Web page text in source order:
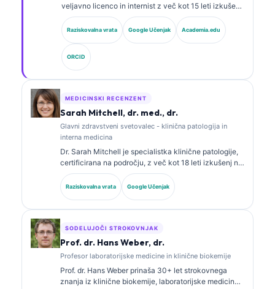
veljavno licenco in internist z več kot 15 leti izkušenj
na področju laboratorijske medicine in klinične
analize s pomočjo umetne inteligence. Kot glavni
medicinski direktor pri Kantesti AI zagotavlja klinični
nadzor nad medicinsko točnostjo lastniškega
nevronskega omrežja. Dr. Klein je objavil prispevke o
interpretaciji biomarkerjev in laboratorijski
diagnostiki.
Raziskovalna vrata Google Učenjak Academia.edu
ORCID
MEDICINSKI RECENZENT
Sarah Mitchell, dr. med., dr.
Glavni zdravstveni svetovalec - klinična patologija in
interna medicina
Dr. Sarah Mitchell je specialistka klinične patologije,
certificirana na področju, z več kot 18 leti izkušenj na
področju laboratorijske medicine in diagnostične
analize. Ima specialna certifikata iz klinične kemije in
je obsežno objavljala o panelih biomarkerjev in
Raziskovalna vrata Google Učenjak
SODELUJOČI STROKOVNJAK
Prof. dr. Hans Weber, dr.
Profesor laboratorijske medicine in klinične biokemije
Prof. dr. Hans Weber prinaša 30+ let strokovnega
znanja iz klinične biokemije, laboratorijske medicine